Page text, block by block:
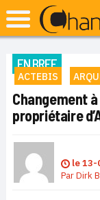
EN BREF
ACTEBIS
Changement
propriétaire
le13-
ParDirk